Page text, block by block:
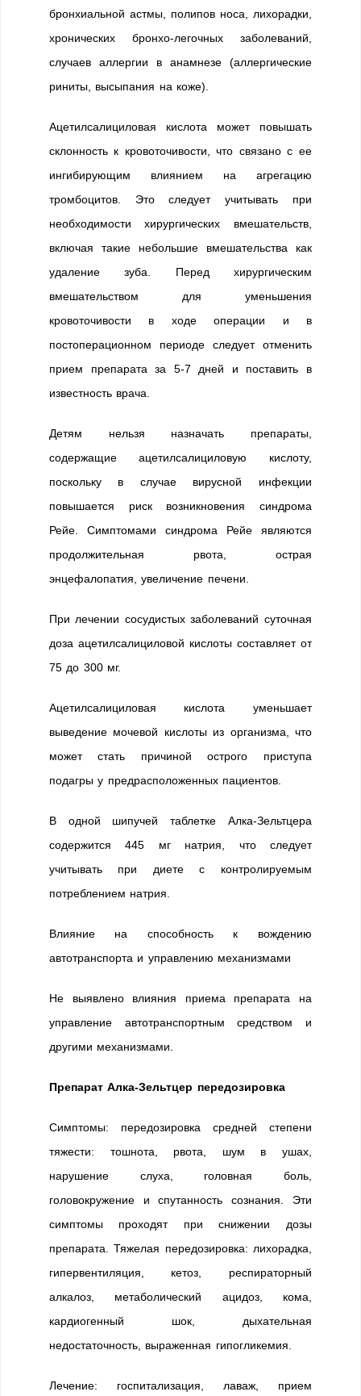
бронхиальной астмы, полипов носа, лихорадки,
хронических бронхо-легочных заболеваний,
случаев аллергии в анамнезе (аллергические
риниты, высыпания на коже).
Ацетилсалициловая кислота может повышать
склонность к кровоточивости, что связано с ее
ингибирующим влиянием на агрегацию
тромбоцитов. Это следует учитывать при
необходимости хирургических вмешательств,
включая такие небольшие вмешательства как
удаление зуба. Перед хирургическим
вмешательством для уменьшения
кровоточивости в ходе операции и в
постоперационном периоде следует отменить
прием препарата за 5-7 дней и поставить в
известность врача.
Детям нельзя назначать препараты,
содержащие ацетилсалициловую кислоту,
поскольку в случае вирусной инфекции
повышается риск возникновения синдрома
Рейе. Симптомами синдрома Рейе являются
продолжительная рвота, острая
энцефалопатия, увеличение печени.
При лечении сосудистых заболеваний суточная
доза ацетилсалициловой кислоты составляет от
75 до 300 мг.
Ацетилсалициловая кислота уменьшает
выведение мочевой кислоты из организма, что
может стать причиной острого приступа
подагры у предрасположенных пациентов.
В одной шипучей таблетке Алка-Зельтцера
содержится 445 мг натрия, что следует
учитывать при диете с контролируемым
потреблением натрия.
Влияние на способность к вождению
автотранспорта и управлению механизмами
Не выявлено влияния приема препарата на
управление автотранспортным средством и
другими механизмами.
Препарат Алка-Зельтцер передозировка
Симптомы: передозировка средней степени
тяжести: тошнота, рвота, шум в ушах,
нарушение слуха, головная боль,
головокружение и спутанность сознания. Эти
симптомы проходят при снижении дозы
препарата. Тяжелая передозировка: лихорадка,
гипервентиляция, кетоз, респираторный
алкалоз, метаболический ацидоз, кома,
кардиогенный шок, дыхательная
недостаточность, выраженная гипогликемия.
Лечение: госпитализация, лаваж, прием